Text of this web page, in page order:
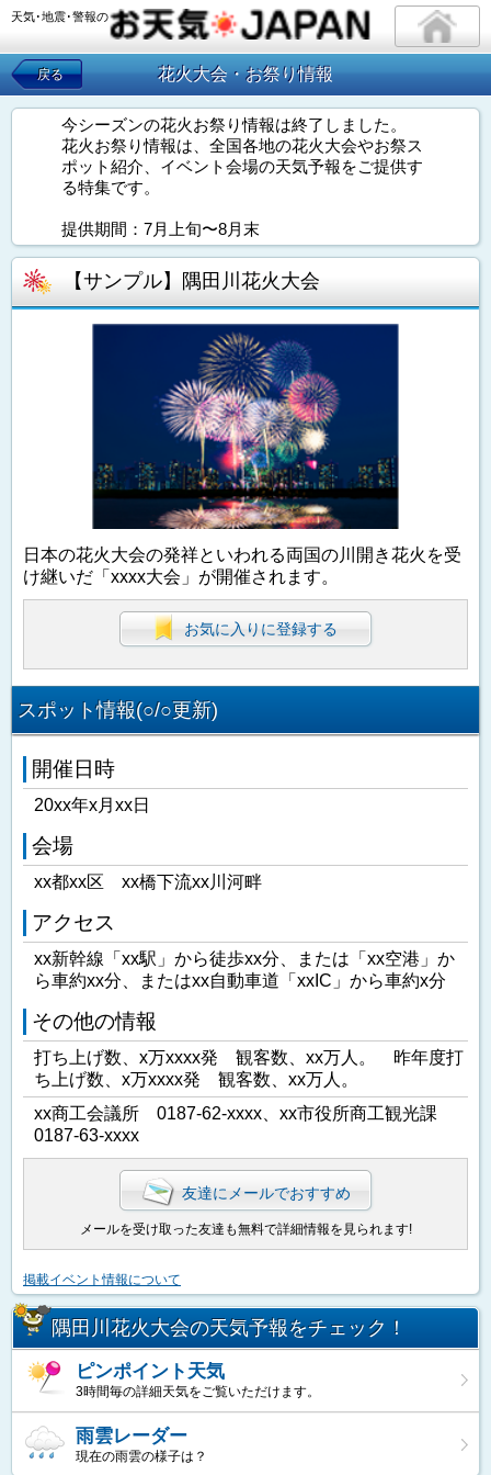
天気･地震･警報の
戻る 花火大会・お祭り情報
今シーズンの花火お祭り情報は終了しました。
花火お祭り情報は、全国各地の花火大会やお祭ス
ポット紹介、イベント会場の天気予報をご提供す
る特集です。
提供期間：7月上旬〜8月末
【サンプル】隅田川花火大会
日本の花火大会の発祥といわれる両国の川開き花火を受
け継いだ「xxxx大会」が開催されます。
お気に入りに登録する
スポット情報(○/○更新)
開催日時
20xx年x月xx日
会場
xx都xx区 xx橋下流xx川河畔
アクセス
xx新幹線「xx駅」から徒歩xx分、または「xx空港」か
ら車約xx分、またはxx自動車道「xxIC」から車約x分
その他の情報
打ち上げ数、x万xxxx発 観客数、xx万人。 昨年度打
ち上げ数、x万xxxx発 観客数、xx万人。
xx商工会議所 0187-62-xxxx、xx市役所商工観光課
0187-63-xxxx
友達にメールでおすすめ
メールを受け取った友達も無料で詳細情報を見られます!
掲載イベント情報について
隅田川花火大会の天気予報をチェック！
ピンポイント天気
3時間毎の詳細天気をご覧いただけます。
雨雲レーダー
現在の雨雲の様子は？